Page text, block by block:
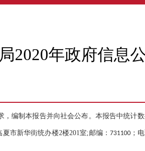
2020年政府信息
编制本报告并向社会公布。 本报告中统计
夏市新华街统办楼2楼201室; 邮编：731100 ；